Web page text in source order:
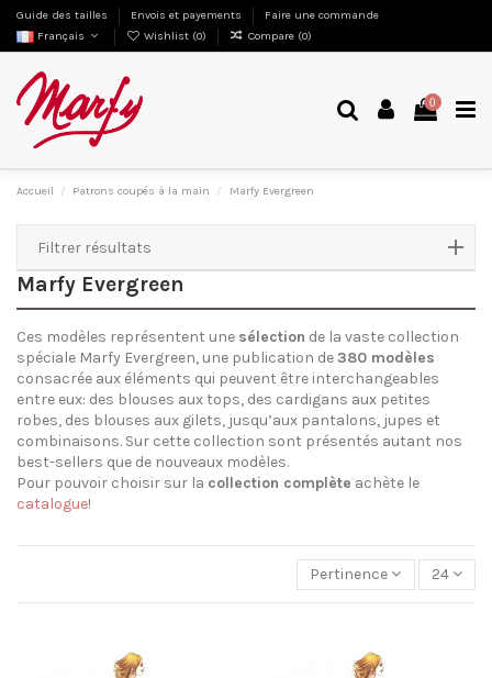
Guide des tailles Envois et payements
Faire une commande
Français
Wishlist (0) Compare (0)
0
Accueil Patrons coupés à la main Marfy Evergreen
Marfy Evergreen
Ces modèles représentent une sélection de la vaste collection
spéciale Marfy Evergreen, une publication de380 modèles
consacrée aux éléments qui peuvent être interchangeables
entre eux: des blouses aux tops, des cardigans aux petites
robes, des blouses aux gilets, jusqu’aux pantalons, jupes et
combinaisons. Sur cette collection sont présentés autant nos
best-sellers que de nouveaux modèles.
Pour pouvoir choisir sur la collection complète achète le
catalogue!
Pertinence 24
Filtrer résultats